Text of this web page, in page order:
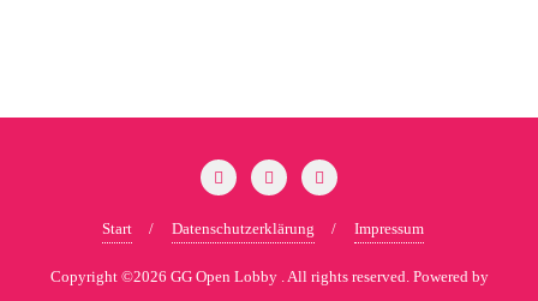
Start Datenschutzerklärung Impressum
Copyright ©2026 GG Open Lobby . All rights reserved. Powered by